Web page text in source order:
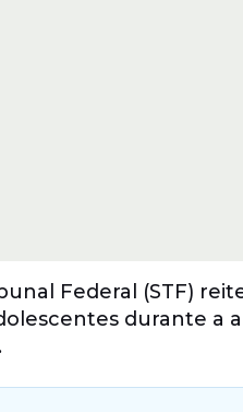
Federal (STF)
durante a